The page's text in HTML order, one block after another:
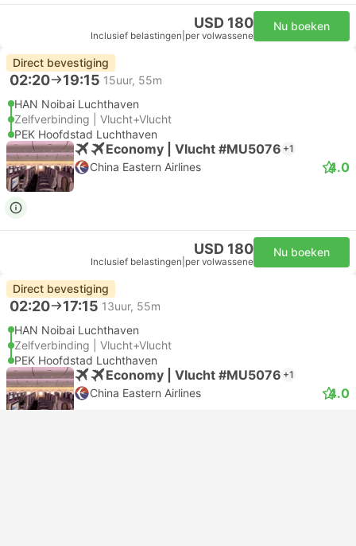
USD 180
Inclusief belastingen per volwassene
Nu boeken
Direct bevestiging
02:20 19:15 15uur, 55m
HAN Noibai Luchthaven
Zelfverbinding | Vlucht+Vlucht
PEK Hoofdstad Luchthaven
Economy | Vlucht #MU5076 +1
China Eastern Airlines 4.0
USD 180
Inclusief belastingen per volwassene
Nu boeken
Direct bevestiging
02:20 17:15 13uur, 55m
HAN Noibai Luchthaven
Zelfverbinding | Vlucht+Vlucht
PEK Hoofdstad Luchthaven
Economy | Vlucht #MU5076 +1
China Eastern Airlines 4.0